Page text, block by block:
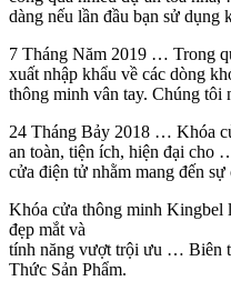
dàng nếu lần đầu bạn sử dụng
7 Tháng Năm 2019 … Trong
xuất nhập khẩu về các dòng
thông minh vân tay. Chúng tôi
24 Tháng Bảy 2018 … Khóa
an toàn, tiện ích, hiện đại cho
cửa điện tử nhằm mang đến
Khóa cửa thông minh Kingbel
đẹp mắt và
tính năng vượt trội ưu … Biên
Thức Sản Phẩm.